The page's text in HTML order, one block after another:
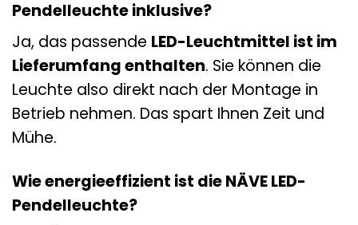
Pendelleuchte inklusive?
Ja, das passende LED-Leuchtmittel ist im
Lieferumfang enthalten. Sie können die
Leuchte also direkt nach der Montage in
Betrieb nehmen. Das spart Ihnen Zeit und
Mühe.
Wie energieeffizient ist die NÄVE LED-
Pendelleuchte?